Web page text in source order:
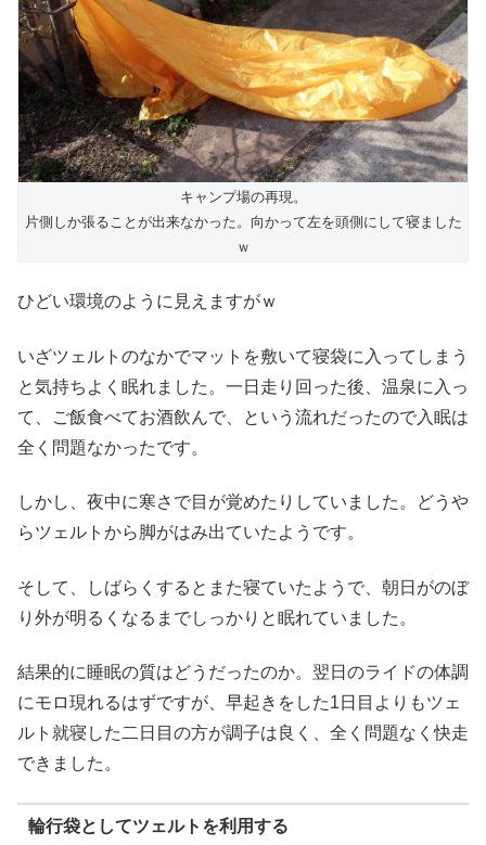
キャンプ場の再現。
片側しか張ることが出来なかった。向かって左を頭側にして寝ました
ｗ
ひどい環境のように見えますがｗ
いざツェルトのなかでマットを敷いて寝袋に入ってしまう
と気持ちよく眠れました。一日走り回った後、温泉に入っ
て、ご飯食べてお酒飲んで、という流れだったので入眠は
全く問題なかったです。
しかし、夜中に寒さで目が覚めたりしていました。どうや
らツェルトから脚がはみ出ていたようです。
そして、しばらくするとまた寝ていたようで、朝日がのぼ
り外が明るくなるまでしっかりと眠れていました。
結果的に睡眠の質はどうだったのか。翌日のライドの体調
にモロ現れるはずですが、早起きをした1日目よりもツェ
ルト就寝した二日目の方が調子は良く、全く問題なく快走
できました。
輪行袋としてツェルトを利用する